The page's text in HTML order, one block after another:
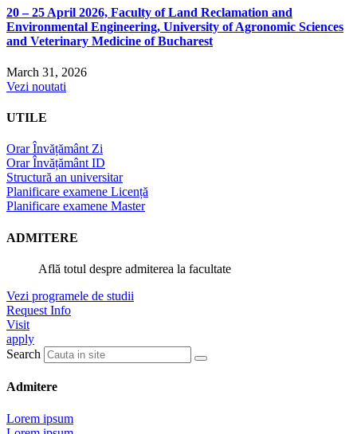
20 – 25 April 2026, Faculty of Land Reclamation and
Environmental Engineering, University of Agronomic Sciences
and Veterinary Medicine of Bucharest
March 31, 2026
Vezi noutati
UTILE
Orar Învățământ Zi
Orar Învățământ ID
Structură an universitar
Planificare examene Licență
Planificare examene Master
ADMITERE
Află totul despre admiterea la facultate
Vezi programele de studii
Request Info
Visit
apply
Search
Admitere
Lorem ipsum